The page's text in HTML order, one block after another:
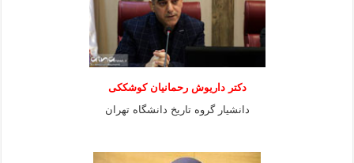
دکتر داریوش رحمانیان کوشککی
دانشیار گروه تاریخ دانشگاه تهران